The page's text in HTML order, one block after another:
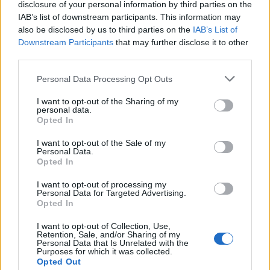
disclosure of your personal information by third parties on the
IAB’s list of downstream participants. This information may
also be disclosed by us to third parties on the IAB’s List of
Downstream Participants that may further disclose it to other
Personal Data Processing Opt Outs
I want to opt-out of the Sharing of my
personal data.
Opted In
I want to opt-out of the Sale of my
Personal Data.
Opted In
I want to opt-out of processing my
Personal Data for Targeted Advertising.
Opted In
I want to opt-out of Collection, Use,
Retention, Sale, and/or Sharing of my
Personal Data that Is Unrelated with the
Purposes for which it was collected.
Opted Out
Seuraa Gekkosta Instagramissa
Teksti: Toimitus